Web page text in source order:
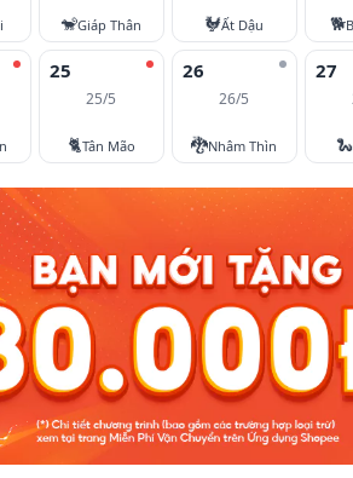
🐒Giáp Thân 🐓Ất Dậu 🐕
25
25/5
🐈Tân Mão
26
26/5
🐉Nhâm Thìn
27
🐍